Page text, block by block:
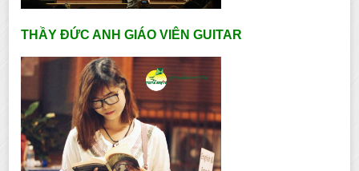
THẦY ĐỨC ANH GIÁO VIÊN GUITAR